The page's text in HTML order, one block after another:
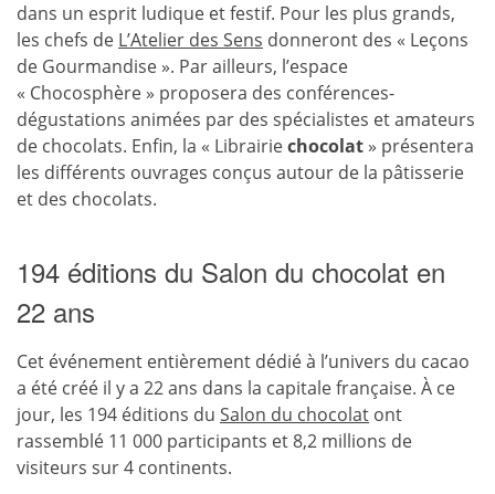
dans un esprit ludique et festif. Pour les plus grands,
les chefs de L’Atelier des Sens donneront des « Leçons
de Gourmandise ». Par ailleurs, l’espace
« Chocosphère » proposera des conférences-
dégustations animées par des spécialistes et amateurs
de chocolats. Enfin, la « Librairiechocolat » présentera
les différents ouvrages conçus autour de la pâtisserie
et des chocolats.
194 éditions du Salon du chocolat en
22 ans
Cet événement entièrement dédié à l’univers du cacao
a été créé il y a 22 ans dans la capitale française. À ce
jour, les 194 éditions du Salon du chocolat ont
rassemblé 11 000 participants et 8,2 millions de
visiteurs sur 4 continents.